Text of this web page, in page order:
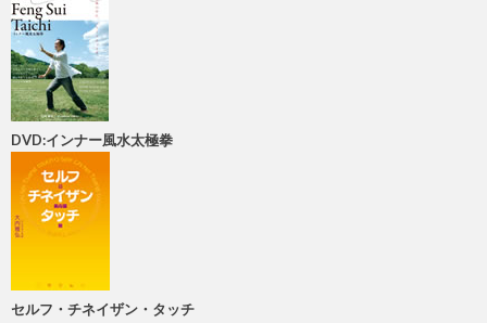
DVD:インナー風水太極拳
セルフ・チネイザン・タッチ